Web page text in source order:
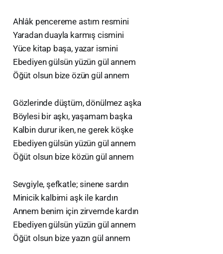
Ahlâk pencereme astım resmini
Yaradan duayla karmış cismini
Yüce kitap başa, yazar ismini
Ebediyen gülsün yüzün gül annem
Öğüt olsun bize özün gül annem
Gözlerinde düştüm, dönülmez aşka
Böylesi bir aşkı, yaşamam başka
Kalbin durur iken, ne gerek köşke
Ebediyen gülsün yüzün gül annem
Öğüt olsun bize közün gül annem
Sevgiyle, şefkatle; sinene sardın
Minicik kalbimi aşk ile kardın
Annem benim için zirvemde kardın
Ebediyen gülsün yüzün gül annem
Öğüt olsun bize yazın gül annem